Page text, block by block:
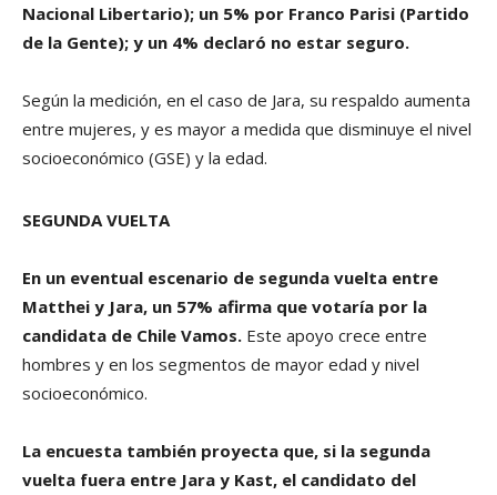
Nacional Libertario); un 5% por Franco Parisi (Partido
de la Gente); y un 4% declaró no estar seguro.
Según la medición, en el caso de Jara, su respaldo aumenta
entre mujeres, y es mayor a medida que disminuye el nivel
socioeconómico (GSE) y la edad.
SEGUNDA VUELTA
En un eventual escenario de segunda vuelta entre
Matthei y Jara, un 57% afirma que votaría por la
candidata de Chile Vamos. Este apoyo crece entre
hombres y en los segmentos de mayor edad y nivel
socioeconómico.
La encuesta también proyecta que, si la segunda
vuelta fuera entre Jara y Kast, el candidato del